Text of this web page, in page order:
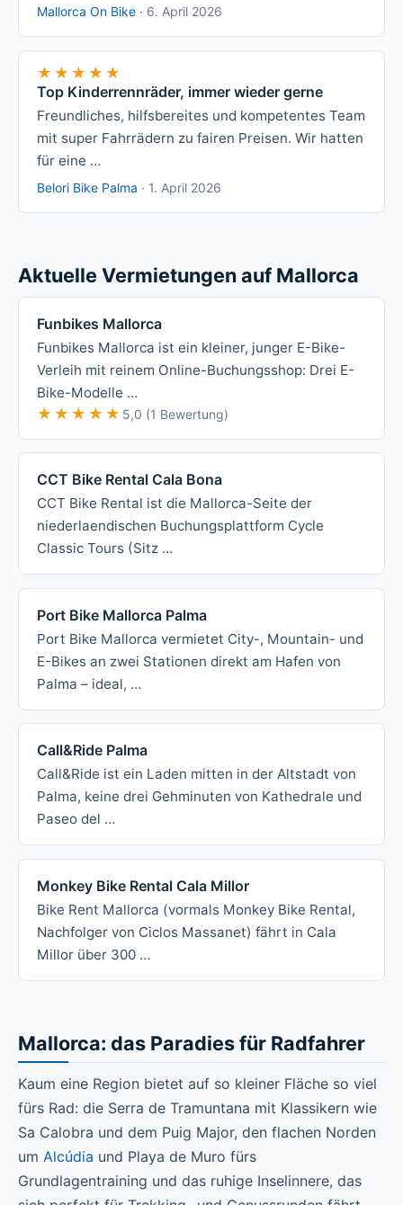
Mallorca On Bike · 6. April 2026
★★★★★
★★★★★
Top Kinderrennräder, immer wieder gerne
Freundliches, hilfsbereites und kompetentes Team
mit super Fahrrädern zu fairen Preisen. Wir hatten
für eine …
Belori Bike Palma · 1. April 2026
Aktuelle Vermietungen auf Mallorca
Funbikes Mallorca
Funbikes Mallorca ist ein kleiner, junger E-Bike-
Verleih mit reinem Online-Buchungsshop: Drei E-
Bike-Modelle …
★★★★★
★★★★★ 5,0 (1 Bewertung)
CCT Bike Rental Cala Bona
CCT Bike Rental ist die Mallorca-Seite der
niederlaendischen Buchungsplattform Cycle
Classic Tours (Sitz …
Port Bike Mallorca Palma
Port Bike Mallorca vermietet City-, Mountain- und
E-Bikes an zwei Stationen direkt am Hafen von
Palma – ideal, …
Call&Ride Palma
Call&Ride ist ein Laden mitten in der Altstadt von
Palma, keine drei Gehminuten von Kathedrale und
Paseo del …
Monkey Bike Rental Cala Millor
Bike Rent Mallorca (vormals Monkey Bike Rental,
Nachfolger von Ciclos Massanet) fährt in Cala
Millor über 300 …
Mallorca: das Paradies für Radfahrer
Kaum eine Region bietet auf so kleiner Fläche so viel
fürs Rad: die Serra de Tramuntana mit Klassikern wie
Sa Calobra und dem Puig Major, den flachen Norden
um Alcúdia und Playa de Muro fürs
Grundlagentraining und das ruhige Inselinnere, das